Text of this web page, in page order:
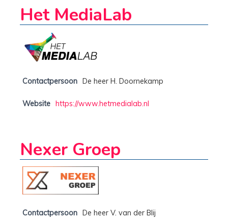
Het MediaLab
Contactpersoon De heer H. Doornekamp
Website https://www.hetmedialab.nl
Nexer Groep
Contactpersoon De heer V. van der Blij